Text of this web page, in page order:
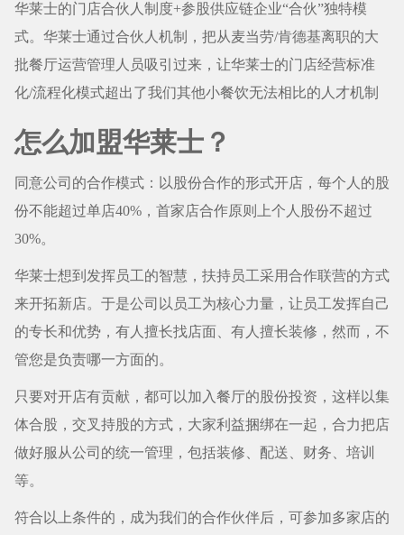
华莱士的门店合伙人制度+参股供应链企业“合伙”独特模
式。华莱士通过合伙人机制，把从麦当劳/肯德基离职的大
批餐厅运营管理人员吸引过来，让华莱士的门店经营标准
化/流程化模式超出了我们其他小餐饮无法相比的人才机制
怎么加盟华莱士？
同意公司的合作模式：以股份合作的形式开店，每个人的股
份不能超过单店40%，首家店合作原则上个人股份不超过
30%。
华莱士想到发挥员工的智慧，扶持员工采用合作联营的方式
来开拓新店。于是公司以员工为核心力量，让员工发挥自己
的专长和优势，有人擅长找店面、有人擅长装修，然而，不
管您是负责哪一方面的。
只要对开店有贡献，都可以加入餐厅的股份投资，这样以集
体合股，交叉持股的方式，大家利益捆绑在一起，合力把店
做好服从公司的统一管理，包括装修、配送、财务、培训
等。
符合以上条件的，成为我们的合作伙伴后，可参加多家店的